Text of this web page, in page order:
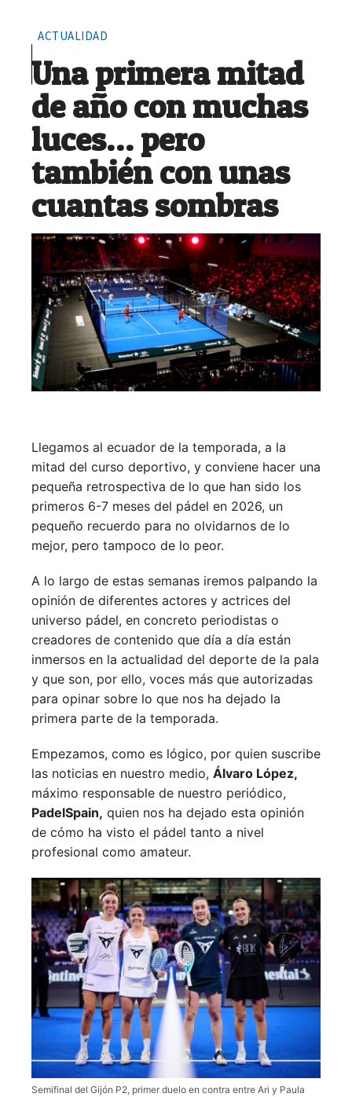
ACTUALIDAD
Una primera mitad
de año con muchas
luces… pero
también con unas
cuantas sombras
Llegamos al ecuador de la temporada, a la
mitad del curso deportivo, y conviene hacer una
pequeña retrospectiva de lo que han sido los
primeros 6-7 meses del pádel en 2026, un
pequeño recuerdo para no olvidarnos de lo
mejor, pero tampoco de lo peor.
A lo largo de estas semanas iremos palpando la
opinión de diferentes actores y actrices del
universo pádel, en concreto periodistas o
creadores de contenido que día a día están
inmersos en la actualidad del deporte de la pala
y que son, por ello, voces más que autorizadas
para opinar sobre lo que nos ha dejado la
primera parte de la temporada.
Empezamos, como es lógico, por quien suscribe
las noticias en nuestro medio, Álvaro López,
máximo responsable de nuestro periódico,
PadelSpain, quien nos ha dejado esta opinión
de cómo ha visto el pádel tanto a nivel
profesional como amateur.
Semifinal del Gijón P2, primer duelo en contra entre Ari y Paula